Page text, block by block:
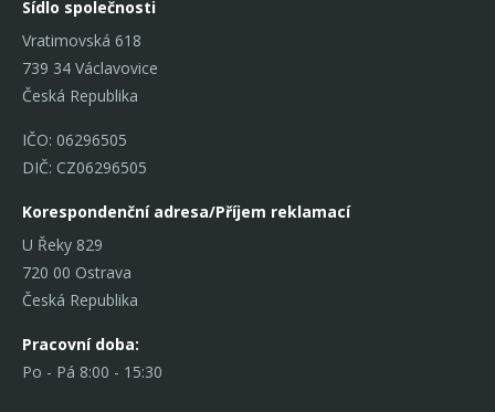
Sídlo společnosti
Vratimovská 618
739 34 Václavovice
Česká Republika
IČO: 06296505
DIČ: CZ06296505
Korespondenční adresa/Příjem reklamací
U Řeky 829
720 00 Ostrava
Česká Republika
Pracovní doba:
Po - Pá 8:00 - 15:30